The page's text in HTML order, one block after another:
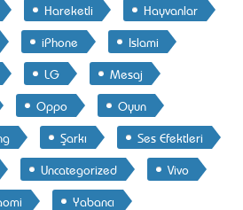
Hareketli
Hayvanlar
iPhone
Islami
LG
Mesaj
Oppo
Oyun
Şarkı
Ses Efektleri
Uncategorized
Vivo
Yabancı